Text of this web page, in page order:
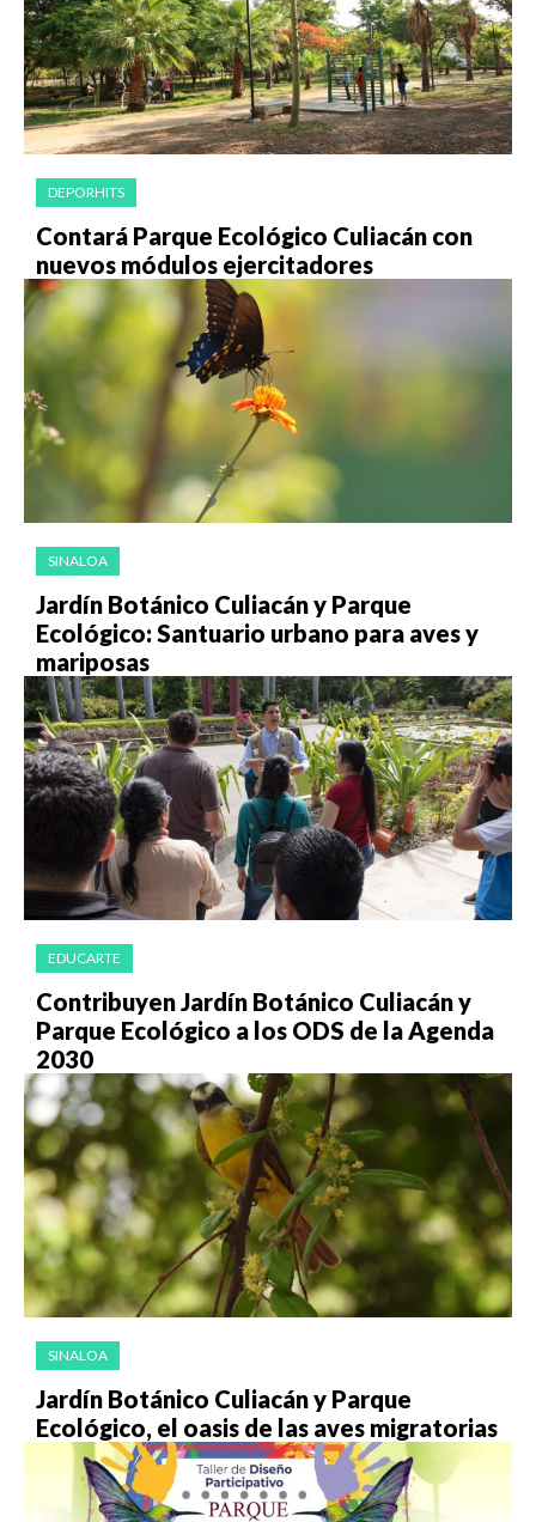
DEPORHITS
Contará Parque Ecológico Culiacán con
nuevos módulos ejercitadores
SINALOA
Jardín Botánico Culiacán y Parque
Ecológico: Santuario urbano para aves y
mariposas
EDUCARTE
Contribuyen Jardín Botánico Culiacán y
Parque Ecológico a los ODS de la Agenda
2030
SINALOA
Jardín Botánico Culiacán y Parque
Ecológico, el oasis de las aves migratorias